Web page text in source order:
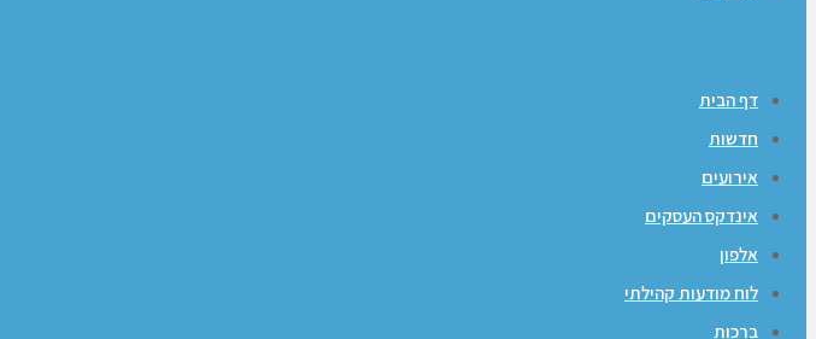
דף הבית
חדשות
אירועים
אינדקס העסקים
אלפון
לוח מודעות קהילתי
ברכות